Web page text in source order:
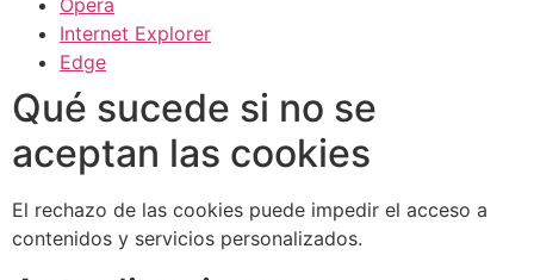
Opera
Internet Explorer
Edge
Qué sucede si no se
aceptan las cookies
El rechazo de las cookies puede impedir el acceso a
contenidos y servicios personalizados.